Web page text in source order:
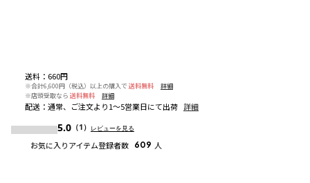
送料 ： 660円
※合計6,600円（税込）以上の購入で 送料無料
詳細
※店頭受取なら 送料無料 詳細
配送 ： 通常、ご注文より1～5営業日にて出荷 詳細
5.0 （1） レビューを見る
お気に入りアイテム登録者数 609 人